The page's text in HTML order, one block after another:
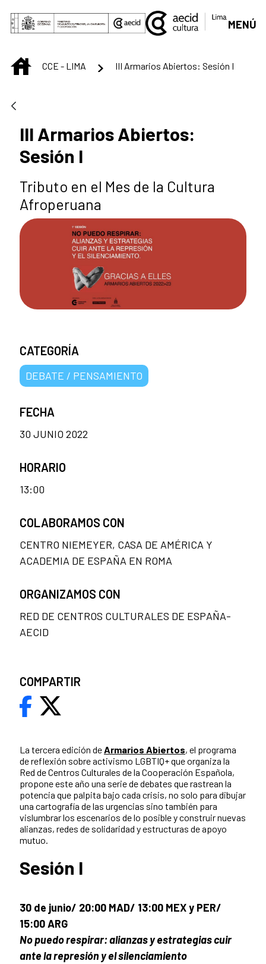
Saltar al contenido principal
MENÚ
INICIOCCE - LIMA III Armarios Abiertos: Sesión I
III Armarios Abiertos:
Sesión I
Tributo en el Mes de la Cultura
Afroperuana
La tercera edición deArmarios Abiertos, el programa
de reflexión sobre activismo LGBTIQ+ que organiza la
Red de Centros Culturales de la Cooperación Española,
propone este año una serie de debates que rastrean la
potencia que palpita bajo cada crisis, no solo para dibujar
una cartografía de las urgencias sino también para
vislumbrar los escenarios de lo posible y construir nuevas
alianzas, redes de solidaridad y estructuras de apoyo
mutuo.
Sesión I
30 de junio/ 20:00 MAD/ 13:00 MEX y PER/
15:00 ARG
No puedo respirar: alianzas y estrategias cuir
ante la represión y el silenciamiento
CATEGORÍA
DEBATE / PENSAMIENTO
FECHA
30 JUNIO 2022
HORARIO
13:00
COLABORAMOS CON
CENTRO NIEMEYER, CASA DE AMÉRICA Y
ACADEMIA DE ESPAÑA EN ROMA
ORGANIZAMOS CON
RED DE CENTROS CULTURALES DE ESPAÑA-
AECID
COMPARTIR